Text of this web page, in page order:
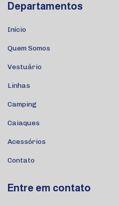
Departamentos
Início
Quem Somos
Vestuário
Linhas
Camping
Caiaques
Acessórios
Contato
Entre em contato